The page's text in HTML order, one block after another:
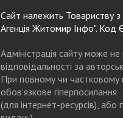
Сайт належить Товариству
Агенція Житомир Інфо".
Адміністрація сайту може
відповідальності за
При повному чи частковому
обов’язкове гіперпосилання
(для інтернет-ресурсів),